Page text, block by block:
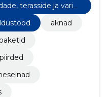
terasside ja varika
aknad